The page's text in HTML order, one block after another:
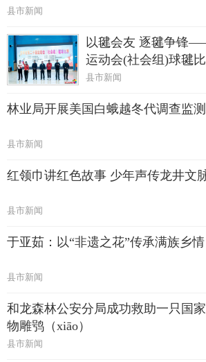
县市新闻
以毽会友 逐毽争锋
运动会(社会组)球毽
县市新闻
林业局开展美国白蛾越冬代调查监测
县市新闻
红领巾讲红色故事 少年声传龙井文
县市新闻
于亚茹：以“非遗之花”传承满族乡情
县市新闻
和龙森林公安分局成功救助一只国
物雕鸮（xiāo）
县市新闻